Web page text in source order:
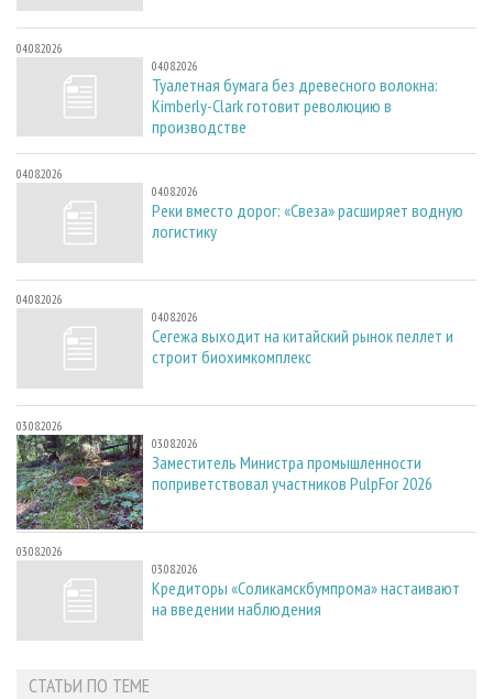
04.08.2026
04.08.2026
Туалетная бумага без древесного волокна:
Kimberly-Clark готовит революцию в
производстве
04.08.2026
04.08.2026
Реки вместо дорог: «Свеза» расширяет водную
логистику
04.08.2026
04.08.2026
Сегежа выходит на китайский рынок пеллет и
строит биохимкомплекс
03.08.2026
03.08.2026
Заместитель Министра промышленности
поприветствовал участников PulpFor 2026
03.08.2026
03.08.2026
Кредиторы «Соликамскбумпрома» настаивают
на введении наблюдения
СТАТЬИ ПО ТЕМЕ